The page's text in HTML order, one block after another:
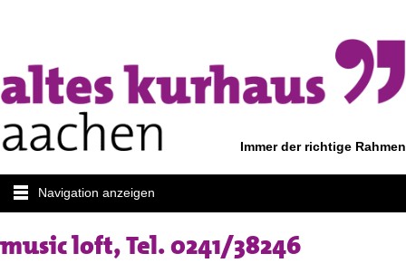
Immer der richtige Rahmen
Navigation anzeigen
music loft, Tel. 0241/38246